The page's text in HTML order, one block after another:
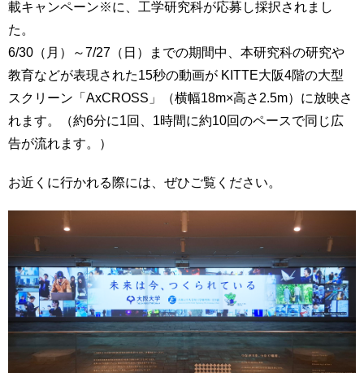
載キャンペーン※に、工学研究科が応募し採択されまし
た。
6/30（月）～7/27（日）までの期間中、本研究科の研究や
教育などが表現された15秒の動画が KITTE大阪4階の大型
スクリーン「AxCROSS」（横幅18m×高さ2.5m）に放映さ
れます。（約6分に1回、1時間に約10回のペースで同じ広
告が流れます。）
お近くに行かれる際には、ぜひご覧ください。